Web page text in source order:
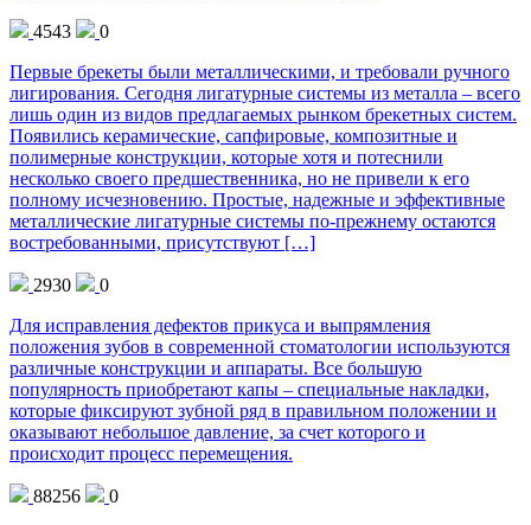
4543
0
Первые брекеты были металлическими, и требовали ручного
лигирования. Сегодня лигатурные системы из металла – всего
лишь один из видов предлагаемых рынком брекетных систем.
Появились керамические, сапфировые, композитные и
полимерные конструкции, которые хотя и потеснили
несколько своего предшественника, но не привели к его
полному исчезновению. Простые, надежные и эффективные
металлические лигатурные системы по-прежнему остаются
востребованными, присутствуют […]
2930
0
Для исправления дефектов прикуса и выпрямления
положения зубов в современной стоматологии используются
различные конструкции и аппараты. Все большую
популярность приобретают капы – специальные накладки,
которые фиксируют зубной ряд в правильном положении и
оказывают небольшое давление, за счет которого и
происходит процесс перемещения.
88256 0